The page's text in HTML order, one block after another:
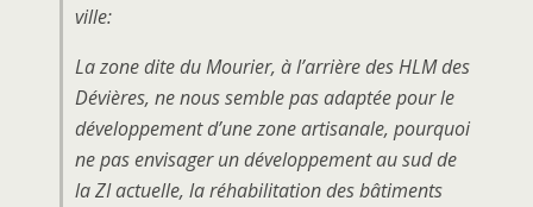
ville:
La zone dite du Mourier, à l’arrière des HLM des
Dévières, ne nous semble pas adaptée pour le
développement d’une zone artisanale, pourquoi
ne pas envisager un développement au sud de
la ZI actuelle, la réhabilitation des bâtiments